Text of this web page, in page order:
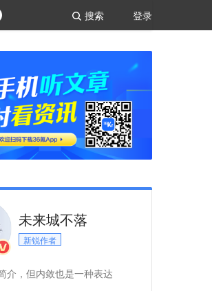
登录
搜索
未来城不落
新锐作者
介，但内敛也是一种表达